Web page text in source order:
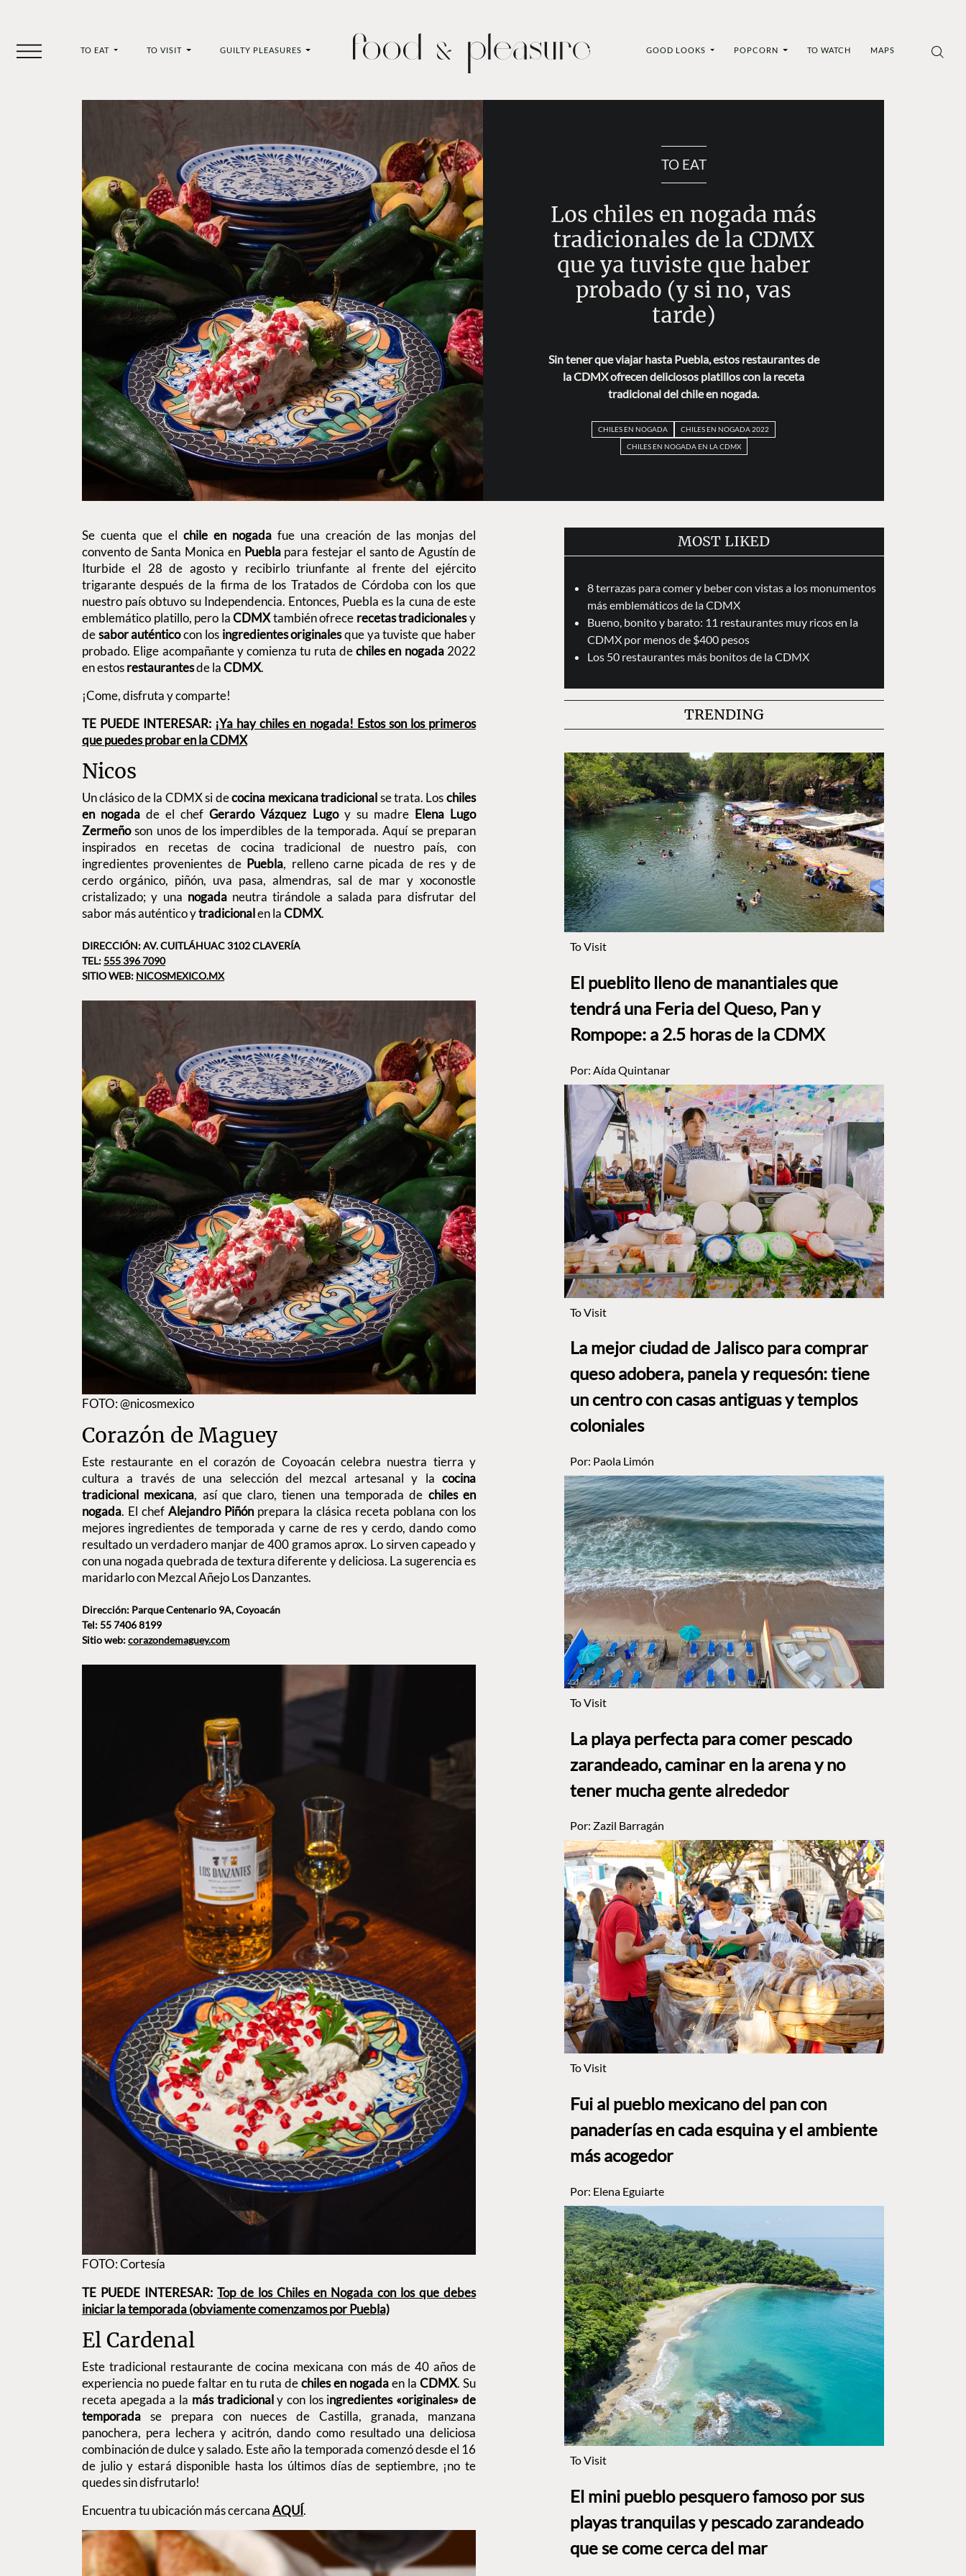
TO EAT TO VISIT GUILTY PLEASURES GOOD LOOKS POPCORN TO WATCH MAPS
TO EAT
Los chiles en nogada más
tradicionales de la CDMX
que ya tuviste que haber
probado (y si no, vas
tarde)
Sin tener que viajar hasta Puebla, estos restaurantes de
la CDMX ofrecen deliciosos platillos con la receta
tradicional del chile en nogada.
CHILES EN NOGADA
CHILES EN NOGADA 2022
CHILES EN NOGADA EN LA CDMX
Se cuenta que el chile en nogada fue una creación de las monjas del
convento de Santa Monica en Pueblapara festejar el santo de Agustín de
Iturbide el 28 de agosto y recibirlo triunfante al frente del ejército
trigarante después de la firma de los Tratados de Córdoba con los que
nuestro país obtuvo su Independencia. Entonces, Puebla es la cuna de este
emblemático platillo, pero laCDMXtambién ofrece recetas tradicionalesy
desabor auténticocon los ingredientes originalesque ya tuviste que haber
probado. Elige acompañante y comienza tu ruta dechiles en nogada 2022
en estosrestaurantesde laCDMX.
¡Come, disfruta y comparte!
TE PUEDE INTERESAR: ¡Ya hay chiles en nogada! Estos son los primeros
que puedes probar en la CDMX
Nicos
Un clásico de la CDMX si decocina mexicana tradicionalse trata. Loschiles
en nogada de el chefGerardo Vázquez Lugoy su madre Elena Lugo
Zermeñoson unos de los imperdibles de la temporada. Aquí se preparan
inspirados en recetas de cocina tradicional de nuestro país, con
ingredientes provenientes de Puebla, relleno carne picada de res y de
cerdo orgánico, piñón, uva pasa, almendras, sal de mar y xoconostle
cristalizado; y una nogadaneutra tirándole a salada para disfrutar del
sabor más auténtico ytradicionalen laCDMX.
DIRECCIÓN: AV. CUITLÁHUAC 3102 CLAVERÍA
TEL:555 396 7090
SITIO WEB: NICOSMEXICO.MX
FOTO: @nicosmexico
Corazón de Maguey
Este restaurante en el corazón de Coyoacán celebra nuestra tierra y
cultura a través de una selección del mezcal artesanal y la cocina
tradicional mexicana, así que claro, tienen una temporada de chiles en
nogada. El chef Alejandro Piñónprepara la clásica receta poblana con los
mejores ingredientes de temporada y carne de res y cerdo, dando como
resultado un verdadero manjar de 400 gramos aprox. Lo sirven capeado y
con una nogada quebrada de textura diferente y deliciosa. La sugerencia es
maridarlo con Mezcal Añejo Los Danzantes.
Dirección: Parque Centenario 9A, Coyoacán
Tel: 55 7406 8199
Sitio web:corazondemaguey.com
FOTO: Cortesía
TE PUEDE INTERESAR: Top de los Chiles en Nogada con los que debes
iniciar la temporada (obviamente comenzamos por Puebla)
El Cardenal
Este tradicional restaurante de cocina mexicana con más de 40 años de
experiencia no puede faltar en tu ruta dechiles en nogadaen la CDMX. Su
receta apegada a la más tradicionaly con los ingredientes «originales» de
temporada se prepara con nueces de Castilla, granada, manzana
panochera, pera lechera y acitrón, dando como resultado una deliciosa
combinación de dulce y salado. Este año la temporada comenzó desde el 16
de julio y estará disponible hasta los últimos días de septiembre, ¡no te
quedes sin disfrutarlo!
Encuentra tu ubicación más cercanaAQUÍ.
MOST LIKED
8 terrazas para comer y beber con vistas a los monumentos
más emblemáticos de la CDMX
Bueno, bonito y barato: 11 restaurantes muy ricos en la
CDMX por menos de $400 pesos
Los 50 restaurantes más bonitos de la CDMX
TRENDING
To Visit
El pueblito lleno de manantiales que
tendrá una Feria del Queso, Pan y
Rompope: a 2.5 horas de la CDMX
Por: Aída Quintanar
To Visit
La mejor ciudad de Jalisco para comprar
queso adobera, panela y requesón: tiene
un centro con casas antiguas y templos
coloniales
Por: Paola Limón
To Visit
La playa perfecta para comer pescado
zarandeado, caminar en la arena y no
tener mucha gente alrededor
Por: Zazil Barragán
To Visit
Fui al pueblo mexicano del pan con
panaderías en cada esquina y el ambiente
más acogedor
Por: Elena Eguiarte
To Visit
El mini pueblo pesquero famoso por sus
playas tranquilas y pescado zarandeado
que se come cerca del mar